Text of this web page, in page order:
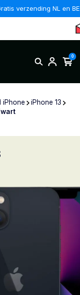
verzending NL en BE
0
iPhone
iPhone 13